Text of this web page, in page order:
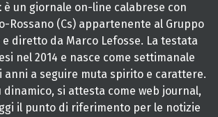
è un giornale on-line calabrese con
Rossano (Cs) appartenente al Gruppo
diretto da Marco Lefosse. La testata
nel 2014 e nasce come settimanale
anni a seguire muta spirito e carattere.
dinamico, si attesta come web journal,
il punto di riferimento per le notizie